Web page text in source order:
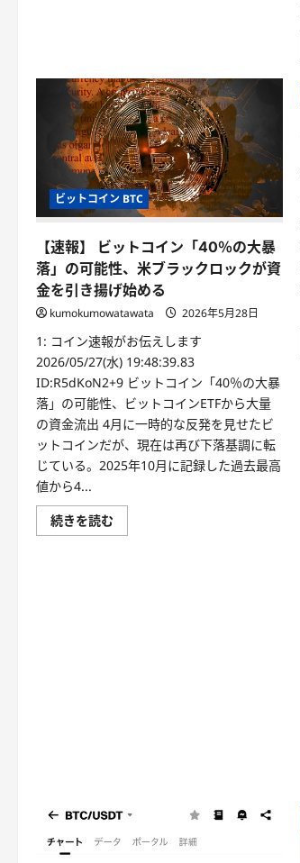
ビットコイン BTC
【速報】 ビットコイン「40％の大暴
落」の可能性、米ブラックロックが資
金を引き揚げ始める
kumokumowatawata 2026年5月28日
1: コイン速報がお伝えします
2026/05/27(水) 19:48:39.83
ID:R5dKoN2+9 ビットコイン「40％の大暴
落」の可能性、ビットコインETFから大量
の資金流出 4月に一時的な反発を見せたビ
ットコインだが、現在は再び下落基調に転
じている。2025年10月に記録した過去最高
値から4...
続きを読む